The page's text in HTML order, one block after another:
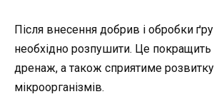
Після внесення добрив і обробки
необхідно розпушити. Це покращить
дренаж, а також сприятиме
мікроорганізмів.